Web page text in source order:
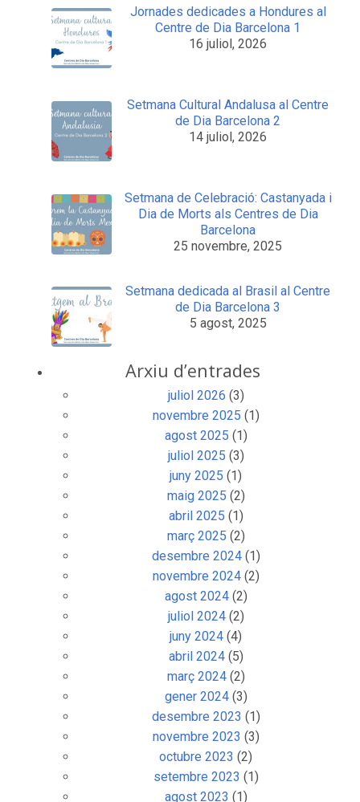
Entrades recents
Setmana Cultural Andalusa al Centre
Jornades dedicades a Hondures al
Setmana Cultural Andalusa al Centre
de Dia Barcelona 2
Setmana de Celebració: Castanyada i
Barcelona
25 novembre, 2025
Setmana dedicada al Brasil al Centre
de Dia Barcelona 3
5 agost, 2025
Arxiu d’entrades
juliol 2026(3)
novembre 2025(1)
agost 2025(1)
juliol 2025(3)
juny 2025(1)
maig 2025 (2)
abril 2025 (1)
març 2025 (2)
desembre 2024(1)
novembre 2024 (2)
agost 2024(2)
juliol 2024(2)
juny 2024(4)
abril 2024(5)